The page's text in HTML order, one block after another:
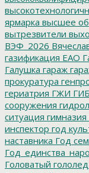
ярмарка высшее
вытрезвители
ВЭФ_2026
газификация ЕАО
Галушка гараж
прокуратура
гериатрия ГЖИ
сооружения
ситуация гимназия
инспектор год
наставника Год
Головатый гололед